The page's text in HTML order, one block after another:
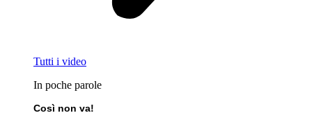
Tutti i video
In poche parole
Così non va!